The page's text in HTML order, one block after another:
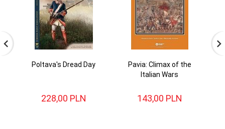
Poltava's Dread Day
228,00 PLN
Pavia: Climax of the
Italian Wars
143,00 PLN